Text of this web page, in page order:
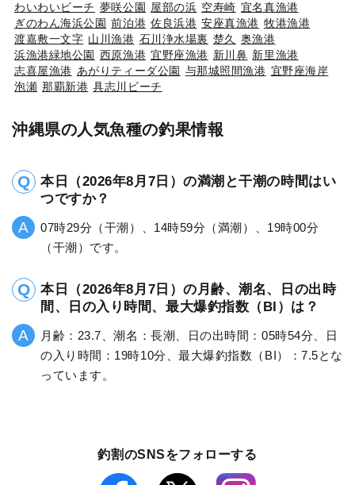
わいわいビーチ 夢咲公園 屋部の浜 空寿崎 宜名真漁港
ぎのわん海浜公園 前泊港 佐良浜港 安座真漁港 牧港漁港
渡嘉敷一文字 山川漁港 石川浄水場裏 楚久
奥漁港
浜漁港緑地公園 西原漁港 宜野座漁港 新川鼻 新里漁港
志喜屋漁港 あがりティーダ公園 与那城照間漁港 宜野座海岸
泡瀬 那覇新港 具志川ビーチ
沖縄県の人気魚種の釣果情報
本日（2026年8月7日）の満潮と干潮の時間はい
つですか？
07時29分（干潮）、14時59分（満潮）、19時00分
（干潮）です。
本日（2026年8月7日）の月齢、潮名、日の出時
間、日の入り時間、最大爆釣指数（BI）は？
月齢：23.7、潮名：長潮、日の出時間：05時54分、日
の入り時間：19時10分、最大爆釣指数（BI）：7.5とな
っています。
釣割のSNSをフォローする